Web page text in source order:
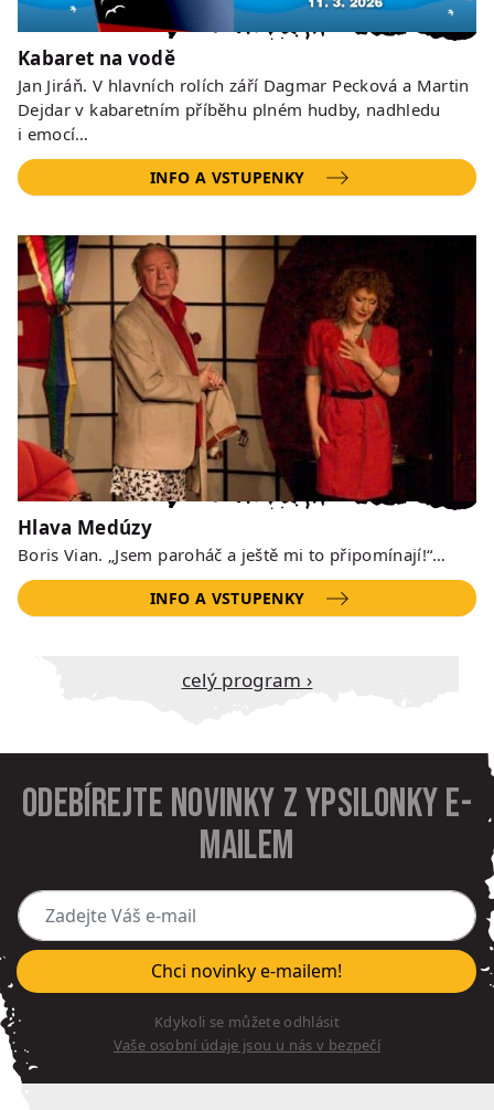
Kabaret na vodě
Jan Jiráň. V hlavních rolích září Dagmar Pecková a Martin
Dejdar v kabaretním příběhu plném hudby, nadhledu
i emocí…
INFO A VSTUPENKY
Hlava Medúzy
Boris Vian. „Jsem paroháč a ještě mi to připomínají!“…
INFO A VSTUPENKY
Celý program ›
Odebírejte novinky z Ypsilonky e-
mailem
Zadejte Váš e-mail
Chci novinky e-mailem!
Kdykoli se můžete odhlásit
Vaše osobní údaje jsou u nás v bezpečí